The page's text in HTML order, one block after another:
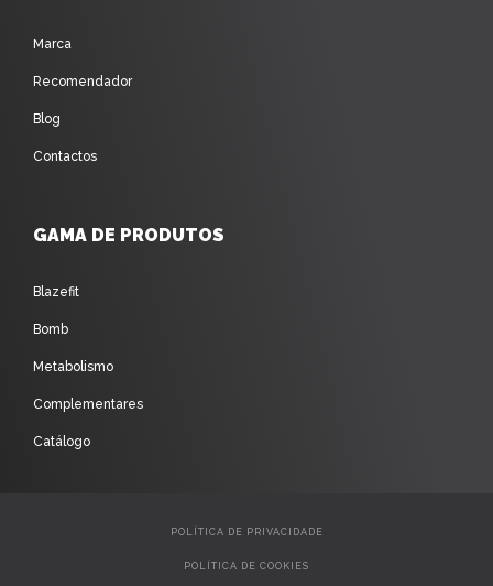
Marca
Recomendador
Blog
Contactos
GAMA DE PRODUTOS
Blazefit
Bomb
Metabolismo
Complementares
Catálogo
POLÍTICA DE PRIVACIDADE
POLÍTICA DE COOKIES